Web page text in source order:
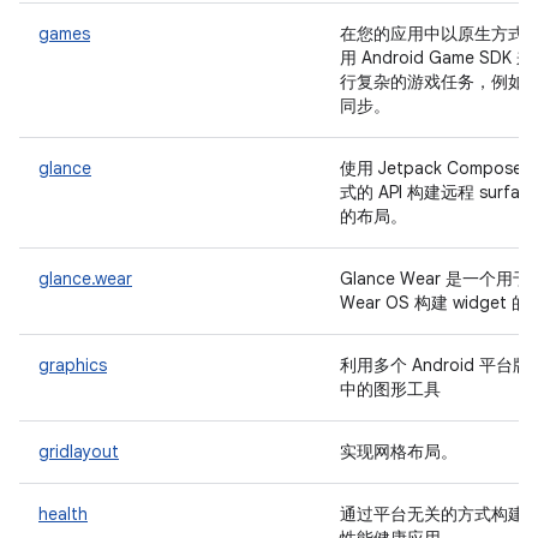
games
在您的应用中以原生方式
用 Android Game SDK 来
行复杂的游戏任务，例如
同步。
glance
使用 Jetpack Compose
式的 API 构建远程 surface
的布局。
glance.wear
Glance Wear 是一个用于
Wear OS 构建 widget 的
graphics
利用多个 Android 平台版
中的图形工具
gridlayout 实现网格布局。
health
通过平台无关的方式构建